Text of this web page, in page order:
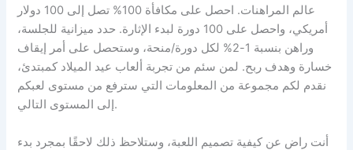
عالم المراهنات. احصل على مكافأة 100% تصل إلى 100 دولار
أمريكي، واحصل على 100 دورة لبدء الإثارة. حدد ميزانية للجلسة،
وراهن بنسبة 1-2% لكل دورة/منحة، وستحصل على أمر إيقاف
خسارة وهدف ربح. لمن سئم من تجربة ألعاب عيد الميلاد كمبتدئ،
نقدم لكم مجموعة من المعلومات التي سترفع من مستوى لعبكم
إلى المستوى التالي.
أنت راضٍ عن كيفية تصميم اللعبة، وستلاحظ ذلك لاحقًا بمجرد بدء